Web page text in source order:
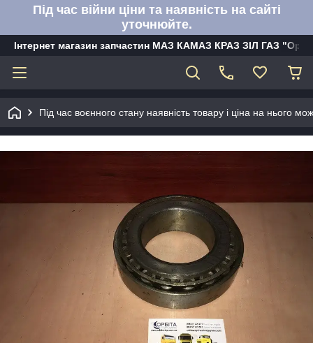
Під час війни ціни та наявність на сайті
уточнюйте.
Інтернет магазин запчастин МАЗ КАМАЗ КРАЗ ЗІЛ ГАЗ
Під час воєнного стану наявність товару і ціна на нього